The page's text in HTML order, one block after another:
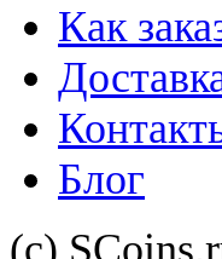
Как
Блог
(с)